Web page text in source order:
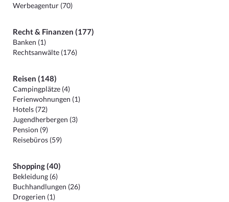
Werbeagentur (70)
Recht & Finanzen (177)
Banken (1)
Rechtsanwälte (176)
Reisen (148)
Campingplätze (4)
Ferienwohnungen (1)
Hotels (72)
Jugendherbergen (3)
Pension (9)
Reisebüros (59)
Shopping (40)
Bekleidung (6)
Buchhandlungen (26)
Drogerien (1)